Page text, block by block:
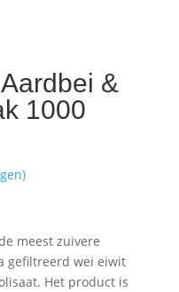
&
1000
meest zuivere
gefiltreerd wei eiwit
Het product is